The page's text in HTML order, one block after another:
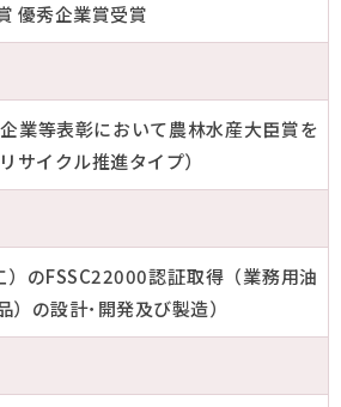
優秀企業賞受賞
業等表彰において農林水産大臣賞を
サイクル推進タイプ）
のFSSC22000認証取得（業務用油
の設計･開発及び製造）